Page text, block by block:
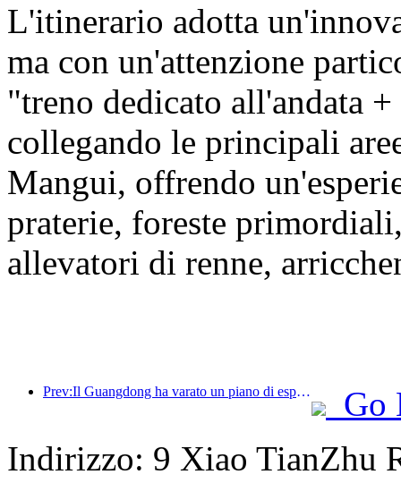
L'itinerario adotta
ma con un'attenzione
"treno dedicato all'andata
collegando le principali
Mangui, offrendo
praterie, foreste
allevatori di renne,
Prev:Il Guangdong ha varato un piano di espansione della capacità del settore dei servizi per trasformare la Greater Bay Area in una destinazione turistica di livello mondiale.
Go
Indirizzo: 9 Xiao TianZhu